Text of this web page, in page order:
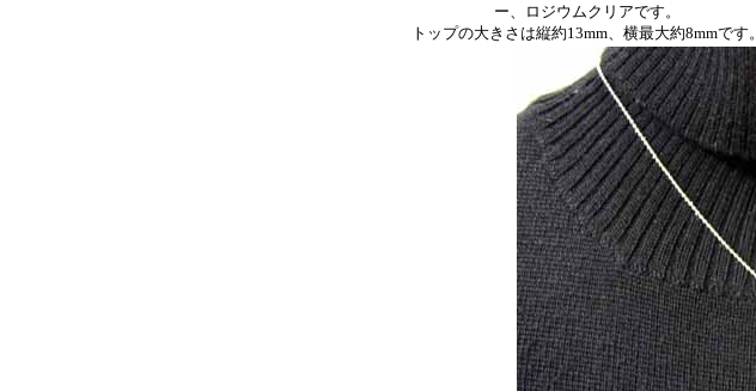
ー、ロジウムクリアです。
トップの大きさは縦約13mm、横最大約8mmです。